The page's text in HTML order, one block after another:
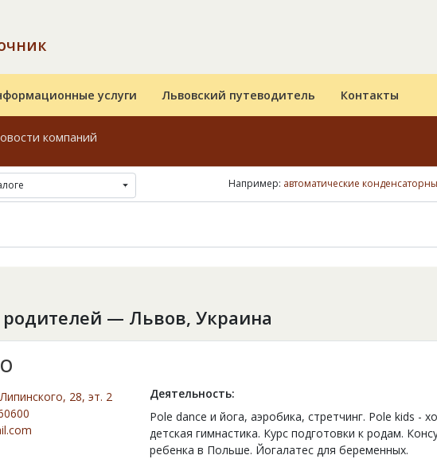
услуги Львовский путеводитель Контакты
компаний
Например: автоматические
— Львов, Украина
28, эт. 2
Деятельность:
Pole dance и йога, аэробика, стретчинг. Pole kids -
детская гимнастика. Курс подготовки к родам.
ребенка в Польше. Йогалатес для беременных.